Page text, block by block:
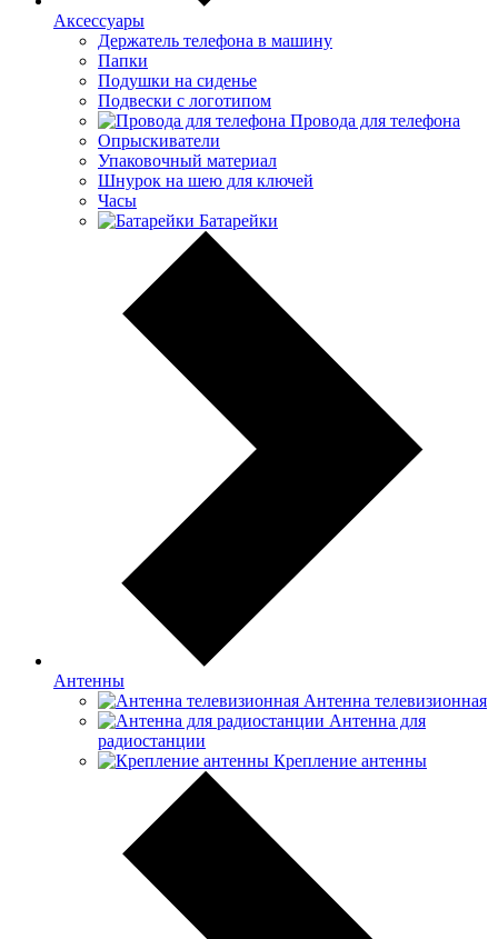
Аксессуары
Держатель телефона в машину
Папки
Подушки на сиденье
Подвески с логотипом
Провода для телефона
Опрыскиватели
Упаковочный материал
Шнурок на шею для ключей
Часы
Батарейки
Антенны
Антенна телевизионная
Антенна для
радиостанции
Крепление антенны